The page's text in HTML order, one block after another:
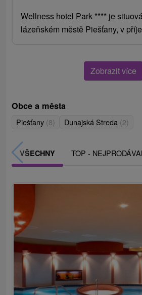
Wellness hotel Park **** je
lázeňském městě Piešťany, v
Zobrazit více
Obce a města
Piešťany (8) Dunajská Streda (2)
VŠECHNY TOP -